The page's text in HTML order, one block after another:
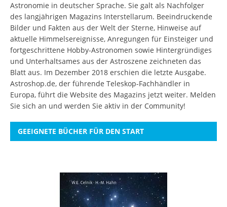
Astronomie in deutscher Sprache. Sie galt als Nachfolger
des langjährigen Magazins Interstellarum. Beeindruckende
Bilder und Fakten aus der Welt der Sterne, Hinweise auf
aktuelle Himmelsereignisse, Anregungen für Einsteiger und
fortgeschrittene Hobby-Astronomen sowie Hintergründiges
und Unterhaltsames aus der Astroszene zeichneten das
Blatt aus. Im Dezember 2018 erschien die letzte Ausgabe.
Astroshop.de, der führende Teleskop-Fachhändler in
Europa, führt die Website des Magazins jetzt weiter. Melden
Sie sich an und werden Sie aktiv in der Community!
GEEIGNETE BÜCHER FÜR DEN START